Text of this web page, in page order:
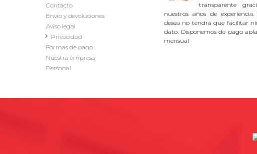
Contacto
Envío y devoluciones
Aviso legal
Privacidad
Formas de pago
Nuestra empresa
Personal
transparente
nuestros años de
desea no tendrá que facilitar
dato. Disponemos de pago
mensual